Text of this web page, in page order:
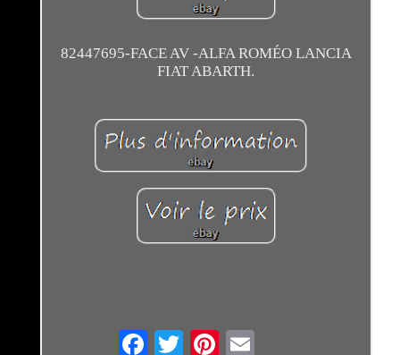
82447695-FACE AV -ALFA ROMÉO LANCIA
FIAT ABARTH.
Email